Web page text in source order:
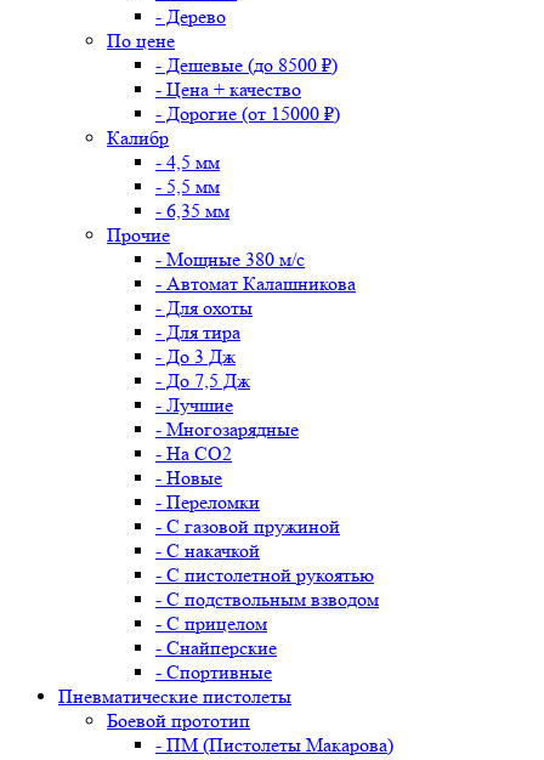
- Дерево
По цене
- Дешевые (до 8500 ₽)
- Цена + качество
- Дорогие (от 15000 ₽)
Калибр
- 4,5 мм
- 5,5 мм
- 6,35 мм
Прочие
- Мощные 380 м/с
- Автомат Калашникова
- Для охоты
- Для тира
- До 3 Дж
- До 7,5 Дж
- Лучшие
- Многозарядные
- На CO2
- Новые
- Переломки
- С газовой пружиной
- С накачкой
- С пистолетной рукоятью
- С подствольным взводом
- С прицелом
- Снайперские
- Спортивные
Пневматические пистолеты
Боевой прототип
- ПМ (Пистолеты Макарова)